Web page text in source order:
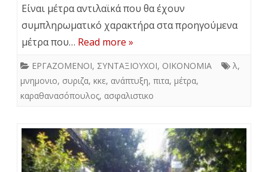
Είναι μέτρα αντιλαϊκά που θα έχουν
συμπληρωματικό χαρακτήρα στα προηγούμενα
μέτρα που… Read more »
ΕΡΓΑΖΟΜΕΝΟΙ, ΣΥΝΤΑΞΙΟΥΧΟΙ, ΟΙΚΟΝΟΜΙΑ λ,
μνημονιο, συριζα, κκε, ανάπτυξη, πιτα, μέτρα,
καραθανασόπουλος, ασφαλιστικο